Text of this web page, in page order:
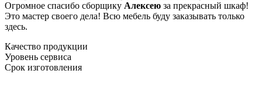
Огромное спасибо сборщику Алексею за прекрасный шкаф!
Это мастер своего дела! Всю мебель буду заказывать только
здесь.
Качество продукции
Уровень сервиса
Срок изготовления